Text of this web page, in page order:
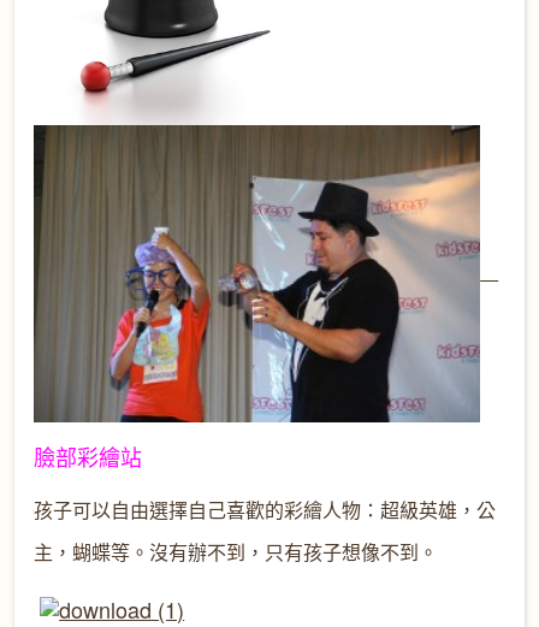
臉部彩繪站
孩子可以自由選擇自己喜歡的彩繪人物：超級英雄，公
主，蝴蝶等。沒有辦不到，只有孩子想像不到。